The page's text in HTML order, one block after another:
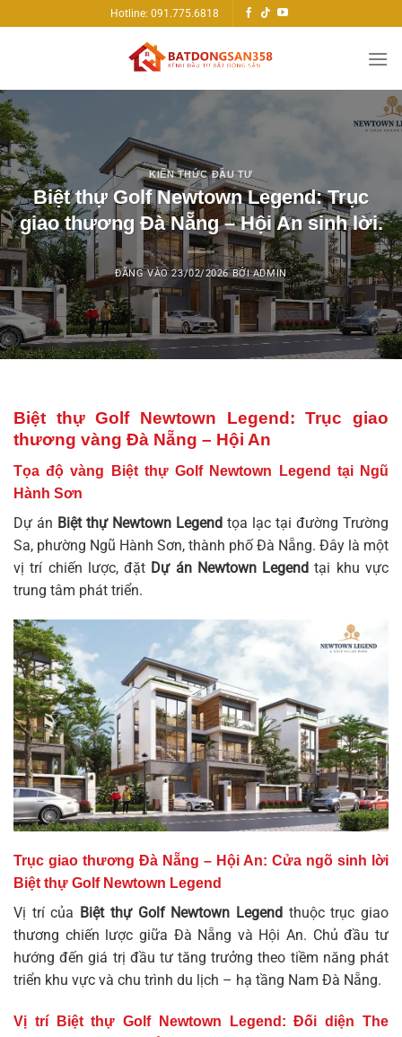
qua
Hotline: 091.775.6818
KIẾN THỨC ĐẦU TƯ
Biệt thự Golf Newtown Legend: Trục
giao thương Đà Nẵng – Hội An sinh lời.
ĐĂNG VÀO23/02/2026 BỞIADMIN
Biệt thự Golf Newtown Legend: Trục giao
thương vàng Đà Nẵng – Hội An
Tọa độ vàng Biệt thự Golf Newtown Legend tại Ngũ
Hành Sơn
Dự án Biệt thự Newtown Legend tọa lạc tại đường Trường
Sa, phường Ngũ Hành Sơn, thành phố Đà Nẵng. Đây là một
vị trí chiến lược, đặt Dự án Newtown Legend tại khu vực
trung tâm phát triển.
Trục giao thương Đà Nẵng – Hội An: Cửa ngõ sinh lời
Biệt thự Golf Newtown Legend
Vị trí của Biệt thự Golf Newtown Legendthuộc trục giao
thương chiến lược giữa Đà Nẵng và Hội An. Chủ đầu tư
hướng đến giá trị đầu tư tăng trưởng theo tiềm năng phát
triển khu vực và chu trình du lịch – hạ tầng Nam Đà Nẵng.
Vị trí Biệt thự Golf Newtown Legend: Đối diện The